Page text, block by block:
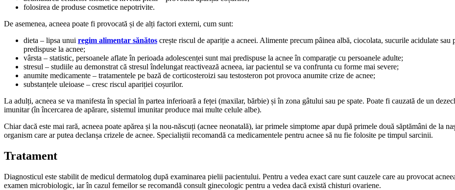
folosirea de produse cosmetice nepotrivite.
De asemenea, acneea poate fi provocată și de alți factori externi, cum sunt:
dieta – lipsa unui regim alimentar sănătos crește riscul de apariție a acneei. Alimente precum pâinea albă, ciocolata, sucurile acidulate
predispuse la acnee;
vârsta – statistic, persoanele aflate în perioada adolescenței sunt mai predispuse la acnee în comparație cu persoanele adulte;
stresul – studiile au demonstrat că stresul îndelungat reactivează acneea, iar pacientul se va confrunta cu forme mai severe;
anumite medicamente – tratamentele pe bază de corticosteroizi sau testosteron pot provoca anumite crize de acnee;
substanțele uleioase – cresc riscul apariției coșurilor.
La adulți, acneea se va manifesta în special în partea inferioară a feței (maxilar, bărbie) și în zona gâtului sau pe spate. Poate fi cauzată de un
imunitar (în încercarea de apărare, sistemul imunitar produce mai multe celule albe).
Chiar dacă este mai rară, acneea poate apărea și la nou-născuți (acnee neonatală), iar primele simptome apar după primele două săptămâni de la
organism care ar putea declanșa crizele de acnee. Specialiștii recomandă ca medicamentele pentru acnee să nu fie folosite pe timpul sarcinii.
Tratament
Diagnosticul este stabilit de medicul dermatolog după examinarea pielii pacientului. Pentru a vedea exact care sunt cauzele care au provocat
examen microbiologic, iar în cazul femeilor se recomandă consult ginecologic pentru a vedea dacă există chisturi ovariene.